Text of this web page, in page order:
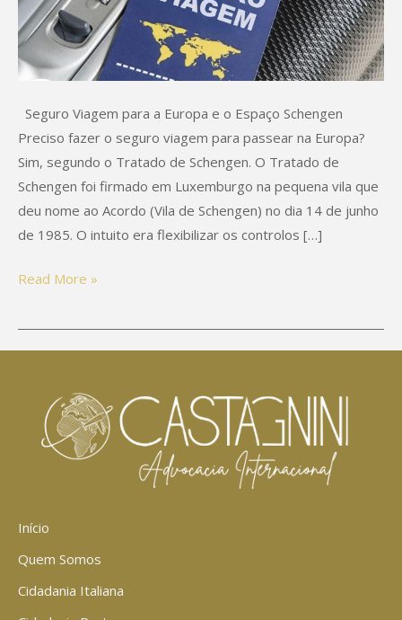
Seguro Viagem para a Europa e o Espaço Schengen
Preciso fazer o seguro viagem para passear na Europa?
Sim, segundo o Tratado de Schengen. O Tratado de
Schengen foi firmado em Luxemburgo na pequena vila que
deu nome ao Acordo (Vila de Schengen) no dia 14 de junho
de 1985. O intuito era flexibilizar os controlos […]
Read More »
Início
Quem Somos
Cidadania Italiana